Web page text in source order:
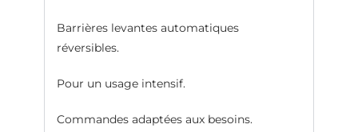
Barrières levantes automatiques
réversibles.
Pour un usage intensif.
Commandes adaptées aux besoins.